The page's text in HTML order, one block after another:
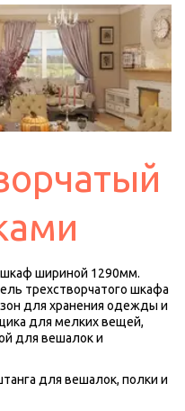
шириной 1290мм.
трехстворчатого шкафа
для хранения одежды и
для мелких вещей,
для вешалок и
для вешалок, полки и